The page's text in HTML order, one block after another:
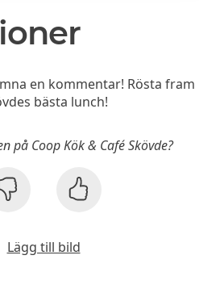
en kommentar! Rösta fram
bästa lunch!
på Coop Kök & Café Skövde?
Lägg till bild